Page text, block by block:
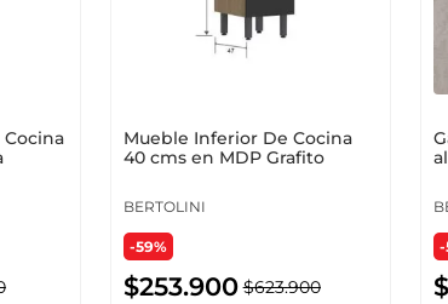
Mueble Inferior De Cocina
40 cms en MDP Grafito
BERTOLINI
-59%
$253.900 $623.900
-
$